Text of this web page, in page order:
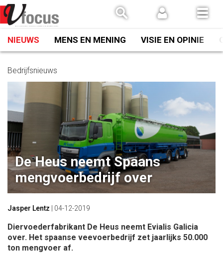
Spring
naar
inhoud
NIEUWS MENS EN MENING VISIE EN OPINIE
Bedrijfsnieuws
De Heus neemt Spaans
mengvoerbedrijf over
Jasper Lentz 04-12-2019
Diervoederfabrikant De Heus neemt Evialis Galicia
over. Het spaanse veevoerbedrijf zet jaarlijks 50.000
ton mengvoer af.